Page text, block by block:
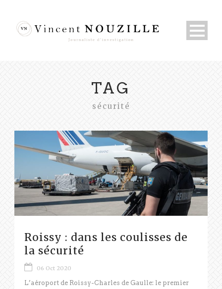
TAG
sécurité
Roissy : dans les coulisses de
la sécurité
06 Oct 2020
L’aéroport de Roissy-Charles de Gaulle: le premier